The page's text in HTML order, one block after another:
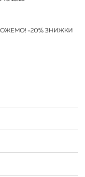
-20% ЗНИЖКИ